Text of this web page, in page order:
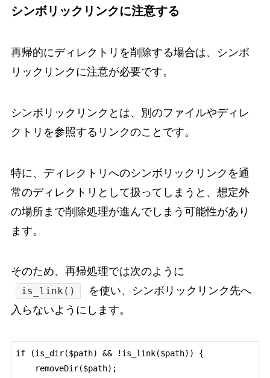
シンボリックリンクに注意する
再帰的にディレクトリを削除する場合は、シンボ
リックリンクに注意が必要です。
シンボリックリンクとは、別のファイルやディレ
クトリを参照するリンクのことです。
特に、ディレクトリへのシンボリックリンクを通
常のディレクトリとして扱ってしまうと、想定外
の場所まで削除処理が進んでしまう可能性があり
ます。
そのため、再帰処理では次のように
is_link()
を使い、シンボリックリンク先へ
入らないようにします。
if (is_dir($path) && !is_link($path)) {